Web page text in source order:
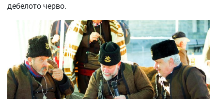
дебелото черво.